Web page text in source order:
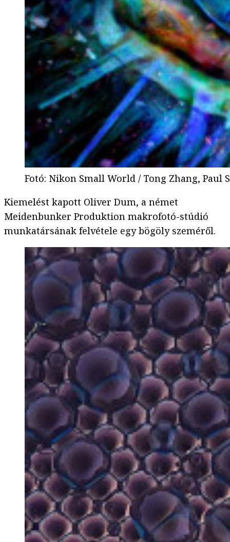
Fotó: Nikon Small World / Tong Zhang, Paul
Kiemelést kapott Oliver Dum, a német
Meidenbunker Produktion makrofotó-stúdió
munkatársának felvétele egy bögöly szeméről.